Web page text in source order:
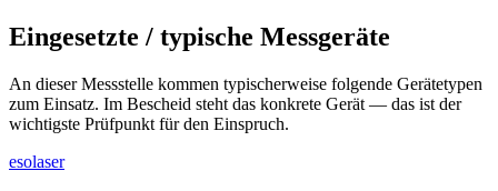
Eingesetzte / typische Messgeräte
An dieser Messstelle kommen typischerweise folgende Gerätetypen
zum Einsatz. Im Bescheid steht das konkrete Gerät — das ist der
wichtigste Prüfpunkt für den Einspruch.
esolaser